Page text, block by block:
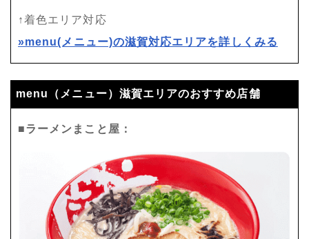
↑着色エリア対応
»menu(メニュー)の滋賀対応エリアを詳しくみる
menu（メニュー）滋賀エリアのおすすめ店舗
■ラーメンまこと屋：